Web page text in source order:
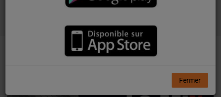
samedi 23h)
Fermer